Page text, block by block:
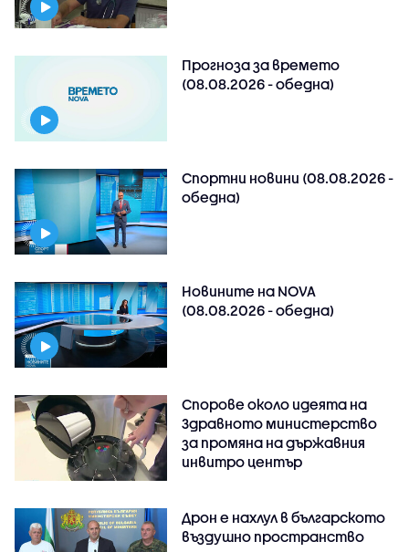
Прогноза за времето
(08.08.2026 - обедна)
Спортни новини (08.08.2026 -
обедна)
Новините на NOVA
(08.08.2026 - обедна)
Спорове около идеята на
Здравното министерство
за промяна на държавния
инвитро център
Дрон е нахлул в българското
въздушно пространство